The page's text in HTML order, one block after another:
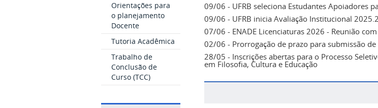
Orientações para
o planejamento
Docente
Tutoria Acadêmica
Trabalho de
Conclusão de
Curso (TCC)
09/06 - UFRB seleciona Estudantes Apoiadores
09/06 - UFRB inicia Avaliação Institucional
07/06 - ENADE Licenciaturas 2026 - Reunião
02/06 - Prorrogação de prazo para submissão
28/05 - Inscrições abertas para o Processo
em Filosofia, Cultura e Educação